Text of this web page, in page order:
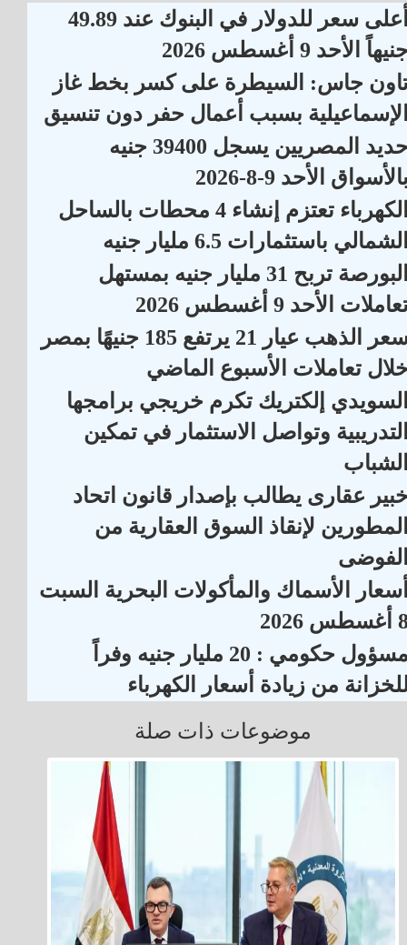
أعلى سعر للدولار في البنوك عند 49.89
الأحد 9 أغسطس 2026
جاس: السيطرة على كسر بخط غاز
بسبب أعمال حفر دون تنسيق
حديد المصريين يسجل 39400 جنيه
الأحد 9-8-2026
الكهرباء تعتزم إنشاء 4 محطات بالساحل
باستثمارات 6.5 مليار جنيه
البورصة تربح 31 مليار جنيه بمستهل
الأحد 9 أغسطس 2026
سعر الذهب عيار 21 يرتفع 185 جنيهًا بمصر
تعاملات الأسبوع الماضي
إلكتريك تكرم خريجي برامجها
وتواصل الاستثمار في تمكين
عقارى يطالب بإصدار قانون اتحاد
لإنقاذ السوق العقارية من
الأسماك والمأكولات البحرية السبت
2026
مسؤول حكومي : 20 مليار جنيه وفراً
من زيادة أسعار الكهرباء
موضوعات ذات صلة